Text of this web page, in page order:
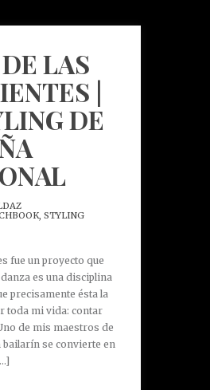
LAS
|
DE
STYLING
fue un proyecto que
es una disciplina
precisamente ésta la
toda mi vida: contar
de mis maestros de
bailarín se convierte en